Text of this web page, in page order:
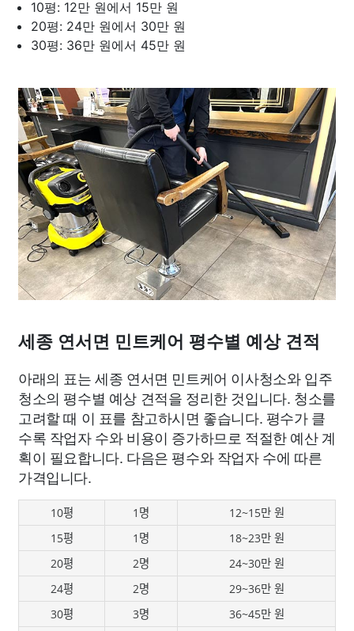
10평: 12만 원에서 15만 원
20평: 24만 원에서 30만 원
30평: 36만 원에서 45만 원
세종 연서면 민트케어 평수별 예상 견적
아래의 표는 세종 연서면 민트케어 이사청소와 입주
청소의 평수별 예상 견적을 정리한 것입니다. 청소를
고려할 때 이 표를 참고하시면 좋습니다. 평수가 클
수록 작업자 수와 비용이 증가하므로 적절한 예산 계
획이 필요합니다. 다음은 평수와 작업자 수에 따른
가격입니다.
10평 1명
12~15만 원
15평
1명
18~23만 원
20평
2명
24~30만 원
24평
2명
29~36만 원
30평
3명
36~45만 원